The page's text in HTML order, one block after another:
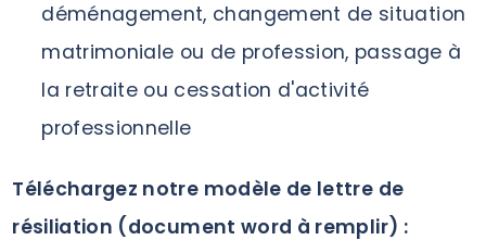
déménagement, changement de situation
matrimoniale ou de profession, passage à
la retraite ou cessation d'activité
professionnelle
Téléchargez notre modèle de lettre de
résiliation (document word à remplir) :